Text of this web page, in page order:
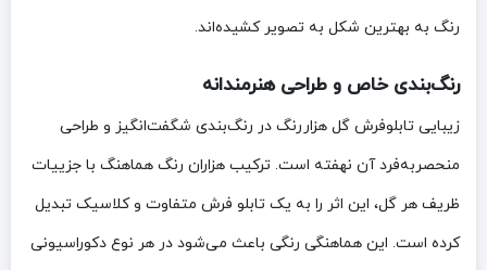
رنگ به بهترین شکل به تصویر کشیده‌اند.
رنگ‌بندی خاص و طراحی هنرمندانه
زیبایی تابلوفرش گل هزاررنگ در رنگ‌بندی شگفت‌انگیز و طراحی
منحصربه‌فرد آن نهفته است. ترکیب هزاران رنگ هماهنگ با جزییات
ظریف هر گل، این اثر را به یک تابلو فرش متفاوت و کلاسیک تبدیل
کرده است. این هماهنگی رنگی باعث می‌شود در هر نوع دکوراسیونی